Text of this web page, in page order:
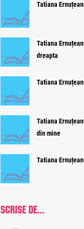
Tatiana
Tatiana
dreapta
Tatiana
Tatiana
din mine
Tatiana
SCRISE DE...